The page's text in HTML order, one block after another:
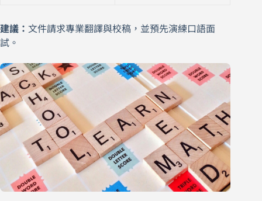
建議： 文件請求專業翻譯與校稿，並預先演練口語面
試。